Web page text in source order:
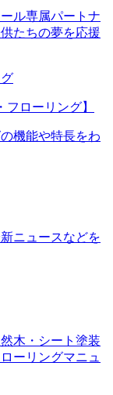
ル専属パートナ
たちの夢を応援
ローリング】
機能や特長をわ
ニュースなどを
木・シート塗装
ーリングマニュ